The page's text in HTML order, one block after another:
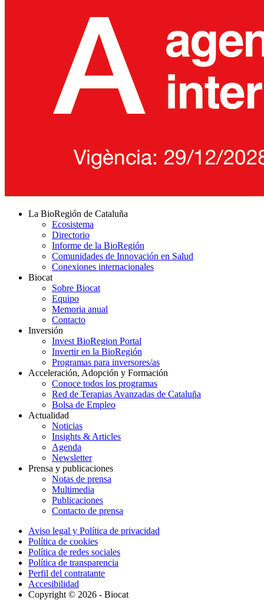
La BioRegión de Cataluña
Ecosistema
Directorio
Informe de la BioRegión
Comunidades de Innovación en Salud
Conexiones internacionales
Biocat
Sobre Biocat
Equipo
Memoria anual
Contacto
Inversión
Invest BioRegion Portal
Invertir en la BioRegión
Programas para inversores/as
Acceleración, Adopción y Formación
Conoce todos los programas
Red de Terapias Avanzadas de Cataluña
Bolsa de Empleo
Actualidad
Noticias
Insights & Articles
Agenda
Newsletter
Prensa y publicaciones
Notas de prensa
Multimedia
Publicaciones
Contacto de prensa
Aviso legal y Política de privacidad
Política de cookies
Política de redes sociales
Política de transparencia
Perfil del contratante
Accesibilidad
Copyright © 2026 - Biocat